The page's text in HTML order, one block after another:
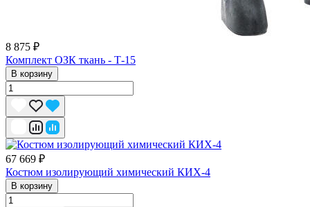
8 875 ₽
Комплект ОЗК ткань - Т-15
В корзину
67 669 ₽
Костюм изолирующий химический КИХ-4
В корзину